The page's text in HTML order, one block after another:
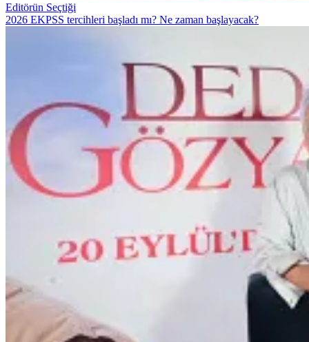
Editörün Seçtiği
2026 EKPSS tercihleri başladı mı? Ne zaman başlayacak?